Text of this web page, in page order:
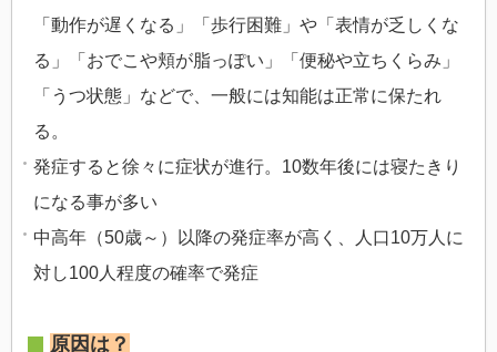
「動作が遅くなる」「歩行困難」や「表情が乏しくな
る」「おでこや頬が脂っぽい」「便秘や立ちくらみ」
「うつ状態」などで、一般には知能は正常に保たれ
る。
発症すると徐々に症状が進行。10数年後には寝たきり
になる事が多い
中高年（50歳～）以降の発症率が高く、人口10万人に
対し100人程度の確率で発症
原因は？